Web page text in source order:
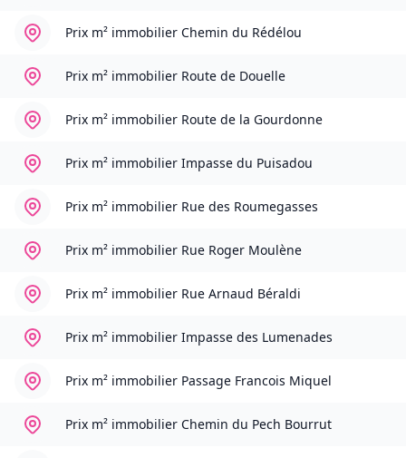
Prix m² immobilier Chemin du Rédélou
Prix m² immobilier Route de Douelle
Prix m² immobilier Route de la Gourdonne
Prix m² immobilier Impasse du Puisadou
Prix m² immobilier Rue des Roumegasses
Prix m² immobilier Rue Roger Moulène
Prix m² immobilier Rue Arnaud Béraldi
Prix m² immobilier Impasse des Lumenades
Prix m² immobilier Passage Francois Miquel
Prix m² immobilier Chemin du Pech Bourrut